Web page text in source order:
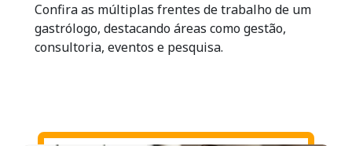
Confira as múltiplas frentes de trabalho de um
gastrólogo, destacando áreas como gestão,
consultoria, eventos e pesquisa.